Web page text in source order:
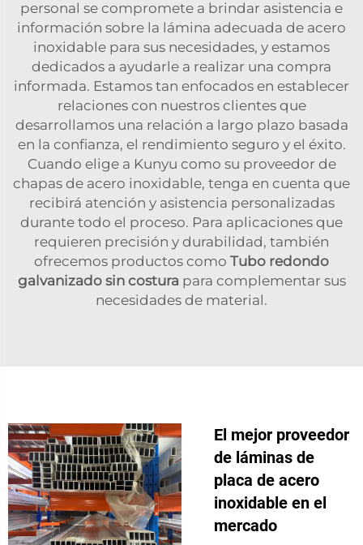
personal se compromete a brindar asistencia e
información sobre la lámina adecuada de acero
inoxidable para sus necesidades, y estamos
dedicados a ayudarle a realizar una compra
informada. Estamos tan enfocados en establecer
relaciones con nuestros clientes que
desarrollamos una relación a largo plazo basada
en la confianza, el rendimiento seguro y el éxito.
Cuando elige a Kunyu como su proveedor de
chapas de acero inoxidable, tenga en cuenta que
recibirá atención y asistencia personalizadas
durante todo el proceso. Para aplicaciones que
requieren precisión y durabilidad, también
ofrecemos productos como Tubo redondo
galvanizado sin costura para complementar sus
necesidades de material.
El mejor proveedor
de láminas de
placa de acero
inoxidable en el
mercado